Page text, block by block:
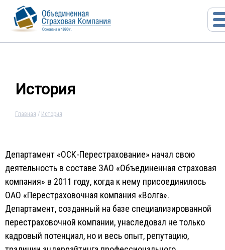
История
Главная / История
Департамент «ОСК-Перестрахование» начал свою
деятельность в составе ЗАО «Объединенная страховая
компания» в 2011 году, когда к нему присоединилось
ОАО «Перестраховочная компания «Волга».
Департамент, созданный на базе специализированной
перестраховочной компании, унаследовал не только
кадровый потенциал, но и весь опыт, репутацию,